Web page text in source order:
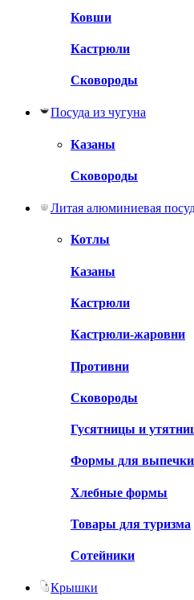
Ковши
Кастрюли
Сковороды
Посуда из чугуна
Казаны
Сковороды
Литая алюминиевая
Котлы
Казаны
Кастрюли
Кастрюли-жаровни
Противни
Сковороды
Гусятницы и
Формы для выпечки
Хлебные формы
Товары для туризма
Сотейники
Крышки